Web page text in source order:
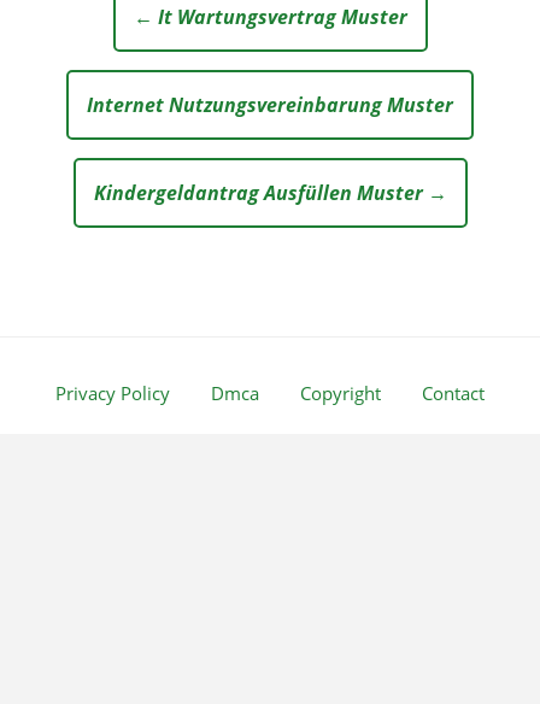
← It Wartungsvertrag Muster
Internet Nutzungsvereinbarung Muster
Kindergeldantrag Ausfüllen Muster →
Privacy Policy Dmca Copyright Contact